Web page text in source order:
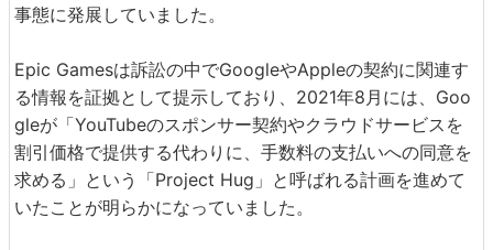
事態に発展していました。
Epic Gamesは訴訟の中でGoogleやAppleの契約に関連す
る情報を証拠として提示しており、2021年8月には、Goo
gleが「YouTubeのスポンサー契約やクラウドサービスを
割引価格で提供する代わりに、手数料の支払いへの同意を
求める」という「Project Hug」と呼ばれる計画を進めて
いたことが明らかになっていました。